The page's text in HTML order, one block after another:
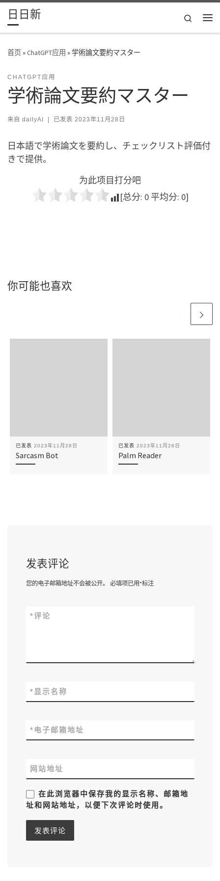
Skip to content
日日新
Search
首页»ChatGPT应用 »学術論文要約マスター
CHATGPT应用
学術論文要約マスター
来自 dailyAI | 已发表 2023年11月28日
日本語で学術論文を要約し、チェックリスト評価付
きで提供。
为此项目打分吧
[总分: 0 平均分: 0]
你可能也喜欢
已发表 2023年11月28日
Sarcasm Bot
已发表 2023年11月28日
Palm Reader
发表评论
您的电子邮箱地址不会被公开。 必填项已用*标注
评论
*
显示名称
*
电子邮箱地址
*
网站地址
在此浏览器中保存我的显示名称、邮箱地
址和网站地址，以便下次评论时使用。